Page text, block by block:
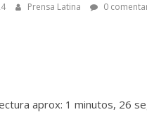
Prensa Latina 0
aprox: 1 minutos, 26